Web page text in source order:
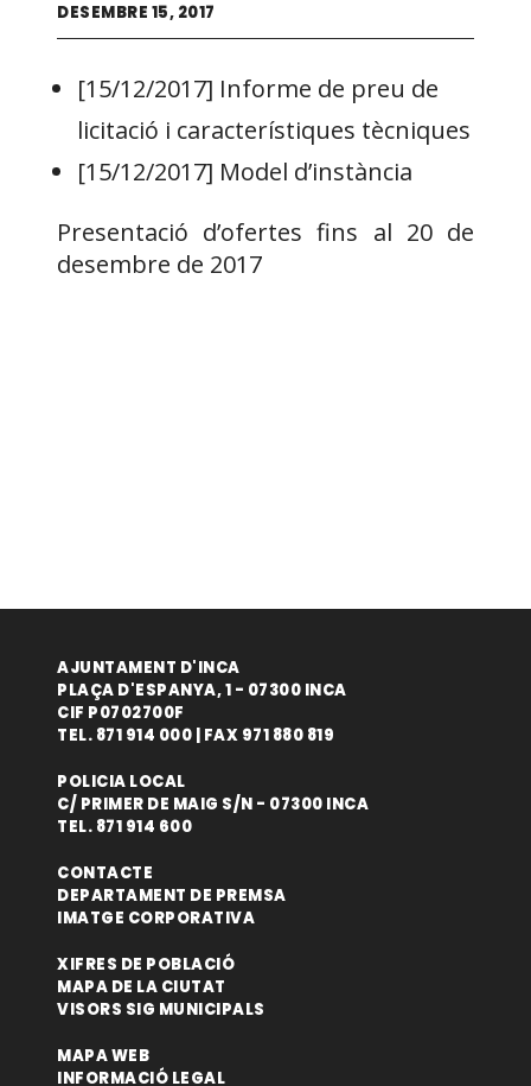
DESEMBRE 15, 2017
[15/12/2017] Informe de preu de
licitació i característiques tècniques
[15/12/2017] Model d’instància
Presentació d’ofertes fins al 20 de
desembre de 2017
AJUNTAMENT D'INCA
PLAÇA D'ESPANYA, 1 - 07300 INCA
CIF P0702700F
TEL. 871 914 000 | FAX 971 880 819
POLICIA LOCAL
C/ PRIMER DE MAIG S/N - 07300 INCA
TEL. 871 914 600
CONTACTE
DEPARTAMENT DE PREMSA
IMATGE CORPORATIVA
XIFRES DE POBLACIÓ
MAPA DE LA CIUTAT
VISORS SIG MUNICIPALS
MAPA WEB
INFORMACIÓ LEGAL